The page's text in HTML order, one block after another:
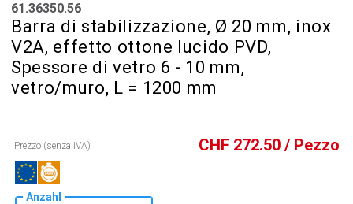
61.36350.56
Barra di stabilizzazione, Ø 20 mm, inox
V2A, effetto ottone lucido PVD,
Spessore di vetro 6 - 10 mm,
vetro/muro, L = 1200 mm
Prezzo (senza IVA) CHF 272.50 / Pezzo
Anzahl